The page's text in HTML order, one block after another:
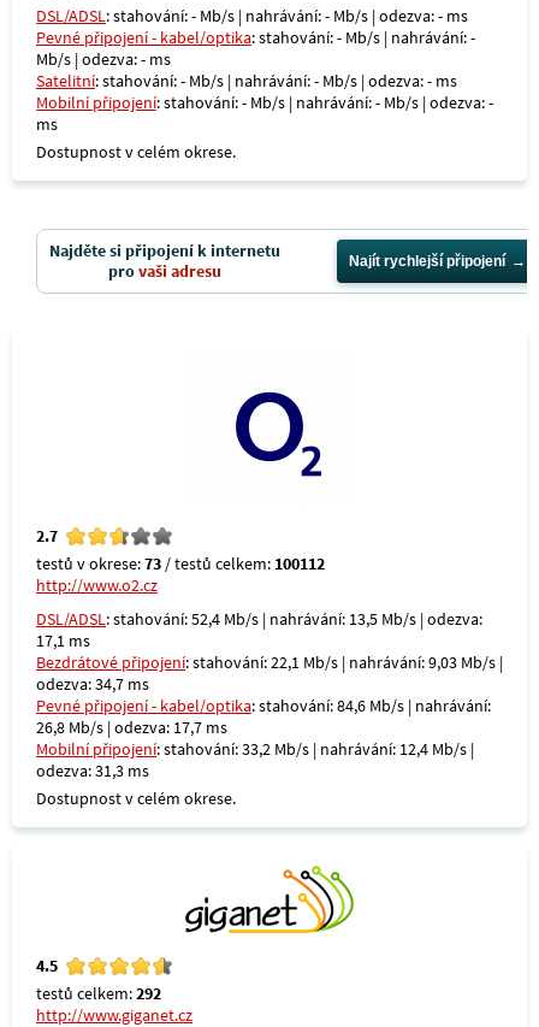
DSL/ADSL: stahování: - Mb/s | nahrávání: - Mb/s | odezva: - ms
Pevné připojení - kabel/optika: stahování: - Mb/s | nahrávání: -
Mb/s | odezva: - ms
Satelitní: stahování: - Mb/s | nahrávání: - Mb/s | odezva: - ms
Mobilní připojení: stahování: - Mb/s | nahrávání: - Mb/s | odezva: -
ms
Dostupnost v celém okrese.
Najděte si připojení k internetu
provaši adresu Najít rychlejší připojení
2.7
testů v okrese:73 / testů celkem: 100112
http://www.o2.cz
DSL/ADSL: stahování: 52,4 Mb/s | nahrávání: 13,5 Mb/s | odezva:
17,1 ms
Bezdrátové připojení: stahování: 22,1 Mb/s | nahrávání: 9,03 Mb/s |
odezva: 34,7 ms
Pevné připojení - kabel/optika: stahování: 84,6 Mb/s | nahrávání:
26,8 Mb/s | odezva: 17,7 ms
Mobilní připojení: stahování: 33,2 Mb/s | nahrávání: 12,4 Mb/s |
odezva: 31,3 ms
Dostupnost v celém okrese.
4.5
testů celkem:292
http://www.giganet.cz